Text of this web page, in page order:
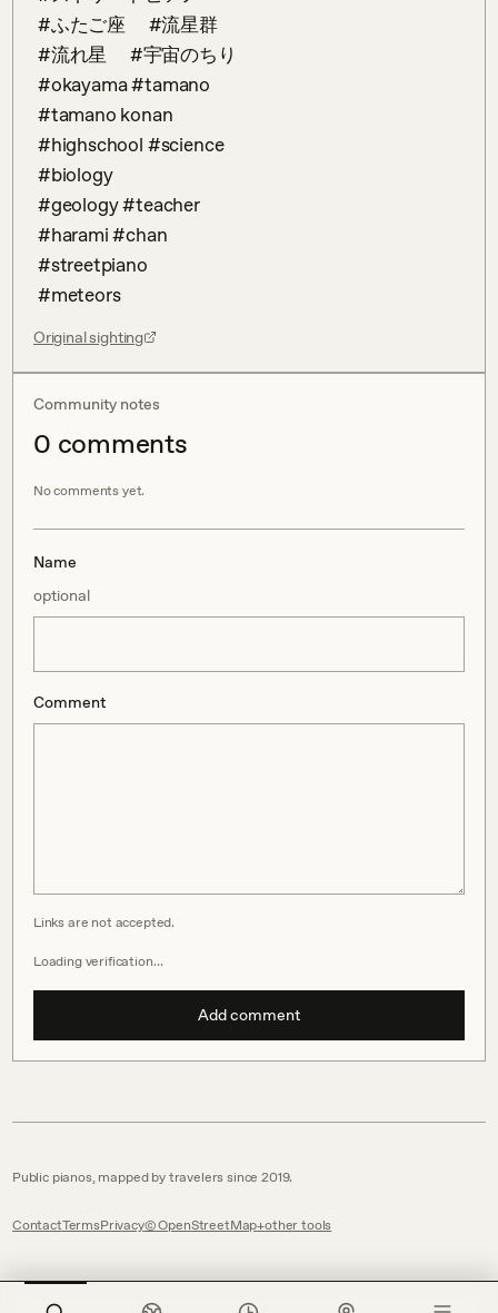
#meteors
Original sighting
Community notes
0 comments
No comments yet.
Name
optional
Comment
Links are not accepted.
Loading verification…
Add comment
Public pianos, mapped by travelers since 2019.
ContactTermsPrivacy© OpenStreetMap other tools